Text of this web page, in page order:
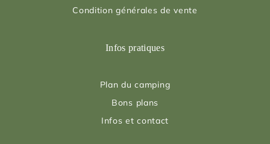
Condition générales de vente
Infos pratiques
Plan du camping
Bons plans
Infos et contact